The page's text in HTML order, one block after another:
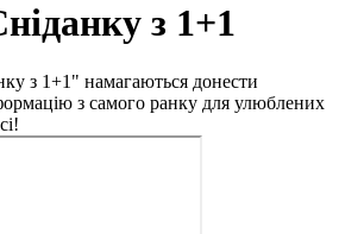
з 1+1
з 1+1" намагаються донести
з самого ранку для улюблених